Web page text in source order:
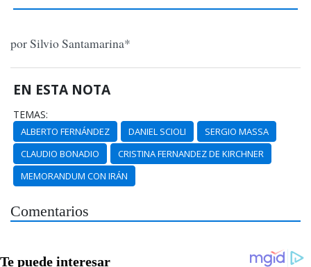
por Silvio Santamarina*
EN ESTA NOTA
TEMAS:
ALBERTO FERNÁNDEZ DANIEL SCIOLI
SERGIO MASSA
CLAUDIO BONADIO
CRISTINA FERNANDEZ DE KIRCHNER
MEMORANDUM CON IRÁN
Comentarios